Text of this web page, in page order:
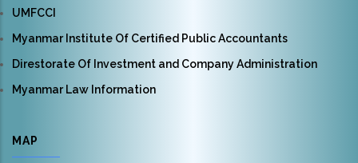
UMFCCI
Myanmar Institute Of Certified Public Accountants
Direstorate Of Investment and Company Administration
Myanmar Law Information
MAP